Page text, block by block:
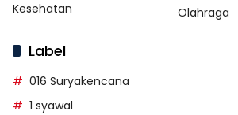
Kesehatan
Olahraga
Label
016 Suryakencana
1 syawal